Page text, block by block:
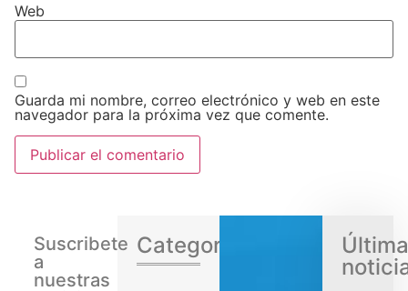
Web
Guarda mi nombre, correo electrónico y web en este
navegador para la próxima vez que comente.
Suscribete
a
nuestras
Categorias